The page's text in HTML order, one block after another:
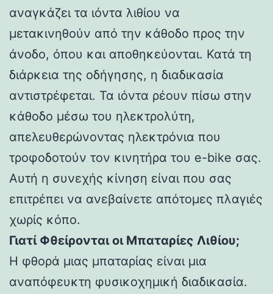
αναγκάζει τα ιόντα λιθίου να
μετακινηθούν από την κάθοδο προς την
άνοδο, όπου και αποθηκεύονται. Κατά τη
διάρκεια της οδήγησης, η διαδικασία
αντιστρέφεται. Τα ιόντα ρέουν πίσω στην
κάθοδο μέσω του ηλεκτρολύτη,
απελευθερώνοντας ηλεκτρόνια που
τροφοδοτούν τον κινητήρα του e-bike σας.
Αυτή η συνεχής κίνηση είναι που σας
επιτρέπει να ανεβαίνετε απότομες πλαγιές
χωρίς κόπο.
Γιατί Φθείρονται οι Μπαταρίες Λιθίου;
Η φθορά μιας μπαταρίας είναι μια
αναπόφευκτη φυσικοχημική διαδικασία.